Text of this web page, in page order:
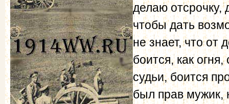
делаю отсрочку,
чтобы дать
не знает, что от
боится, как
судьи, боится
был прав мужик,